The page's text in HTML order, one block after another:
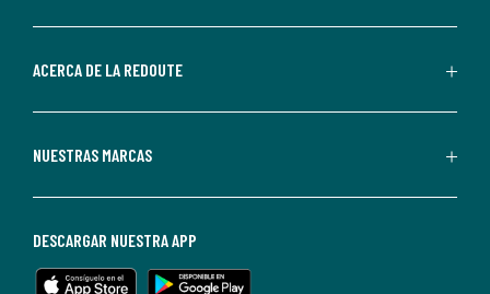
parte
Redoute.
de
en
ACERCA DE LA REDOUTE
NUESTRAS MARCAS
DESCARGAR NUESTRA APP